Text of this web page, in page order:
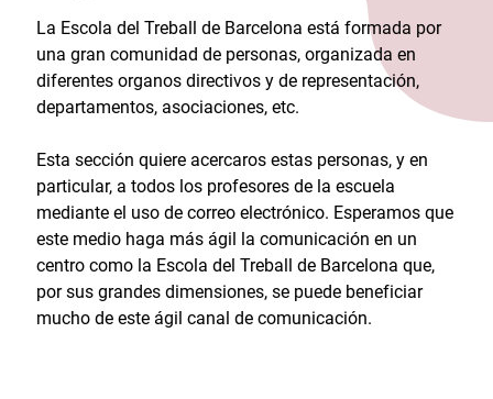
La Escola del Treball de Barcelona está formada por
una gran comunidad de personas, organizada en
diferentes organos directivos y de representación,
departamentos, asociaciones, etc.
Esta sección quiere acercaros estas personas, y en
particular, a todos los profesores de la escuela
mediante el uso de correo electrónico. Esperamos que
este medio haga más ágil la comunicación en un
centro como la Escola del Treball de Barcelona que,
por sus grandes dimensiones, se puede beneficiar
mucho de este ágil canal de comunicación.